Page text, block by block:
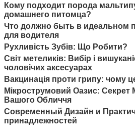
Кому подходит порода
домашнего питомца?
Что должно быть в идеальном
для водителя
Рухливість Зубів: Що Робити?
Світ метеликів: Вибір і
чоловічих аксесуарах
Вакцинація проти грипу: чому
Мікрострумовий Оазис: Секрет
Вашого Обличчя
Современный Дизайн и
принадлежностей